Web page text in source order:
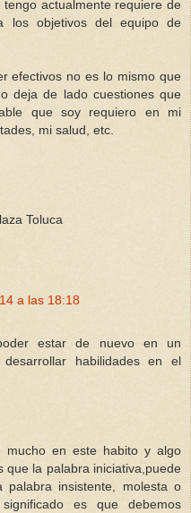
actualmente requiere de
los objetivos del equipo de
efectivos no es lo mismo que
deja de lado cuestiones que
que soy requiero en mi
mi salud, etc.
Toluca
a las 18:18
estar de nuevo en un
habilidades en el
mucho en este habito y algo
que la palabra iniciativa,puede
palabra insistente, molesta o
es que debemos